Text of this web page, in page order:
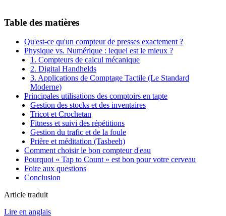
Table des matières
Qu'est-ce qu'un compteur de presses exactement ?
Physique vs. Numérique : lequel est le mieux ?
1. Compteurs de calcul mécanique
2. Digital Handhelds
3. Applications de Comptage Tactile (Le Standard
Moderne)
Principales utilisations des comptoirs en tapte
Gestion des stocks et des inventaires
Tricot et Crochetan
Fitness et suivi des répétitions
Gestion du trafic et de la foule
Prière et méditation (Tasbeeh)
Comment choisir le bon compteur d'eau
Pourquoi « Tap to Count » est bon pour votre cerveau
Foire aux questions
Conclusion
Article traduit
Lire en anglais